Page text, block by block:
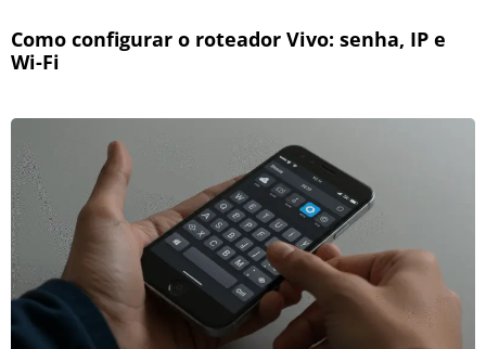
Como configurar o roteador Vivo: senha, IP e
Wi-Fi